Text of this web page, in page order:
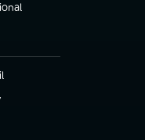
aba)
aba)